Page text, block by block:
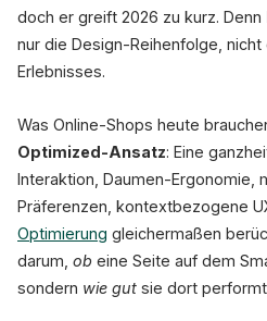
doch er greift 2026 zu kurz. Denn
nur die Design-Reihenfolge,
Erlebnisses.
Was Online-Shops heute
Optimized-Ansatz: Eine
Interaktion, Daumen-Ergonomie,
Präferenzen, kontextbezogene
Optimierung gleichermaßen
darum, ob eine Seite auf dem
sondern wie gut sie dort